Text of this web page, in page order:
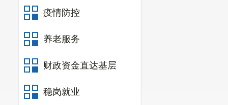
疫情防控
养老服务
财政资金直达基层
稳岗就业